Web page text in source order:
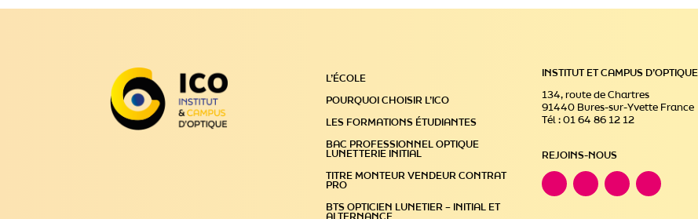
L’ÉCOLE
POURQUOI CHOISIR L’ICO
LES FORMATIONS ÉTUDIANTES
BAC PROFESSIONNEL OPTIQUE
LUNETTERIE INITIAL
TITRE MONTEUR VENDEUR CONTRAT
PRO
BTS OPTICIEN LUNETIER – INITIAL ET
ALTERNANCE
INSTITUT ET CAMPUS D’OPTIQUE
134, route de Chartres
91440 Bures-sur-Yvette France
Tél : 01 64 86 12 12
REJOINS-NOUS